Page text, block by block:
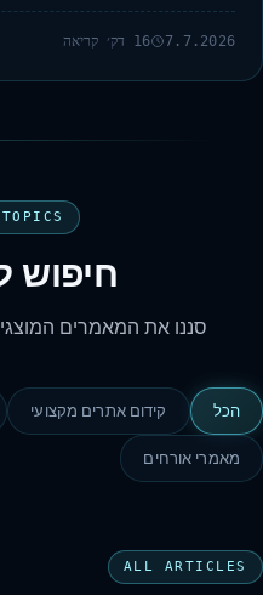
7.7.2026 16 דק׳ קריאה
חיפוש
סננו את המאמרים
הכל קידום אתרים מקצועי
מאמרי אורחים
ALL ARTICLES